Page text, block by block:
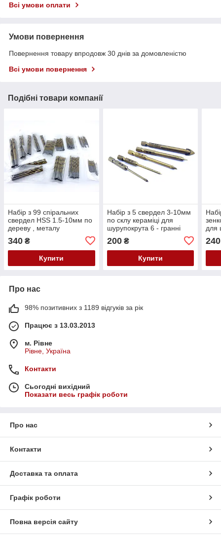
Всі умови оплати
Умови повернення
Повернення товару впродовж 30 днів за домовленістю
Всі умови повернення
Подібні товари компанії
Набір з 99 спіральних
свердел HSS 1.5-10мм по
дереву , металу
340 ₴
Купити
Набір з 5 свердел 3-10мм
по склу кераміці для
шурупокрута 6 - гранні
200₴
Купити
для
240
Про нас
98% позитивних з 1189 відгуків за рік
Працює з 13.03.2013
м. Рівне
Рівне, Україна
Контакти
Сьогодні вихідний
Показати весь графік роботи
Про нас
Контакти
Доставка та оплата
Графік роботи
Повна версія сайту